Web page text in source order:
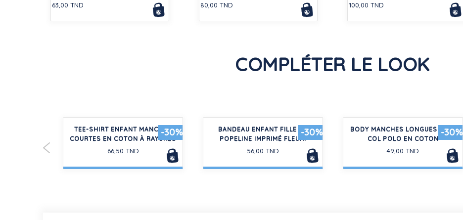
63,00 TND 80,00 TND 100,00 TND
COMPLÉTER LE LOOK
-30%
TEE-SHIRT ENFANT MANCHES
COURTES EN COTON À RAYURES
66,50 TND
-30%
BANDEAU ENFANT FILLE EN
POPELINE IMPRIMÉ FLEURI
56,00 TND
-30%
BODY MANCHES LONGUES BÉBÉ
COL POLO EN COTON
49,00 TND